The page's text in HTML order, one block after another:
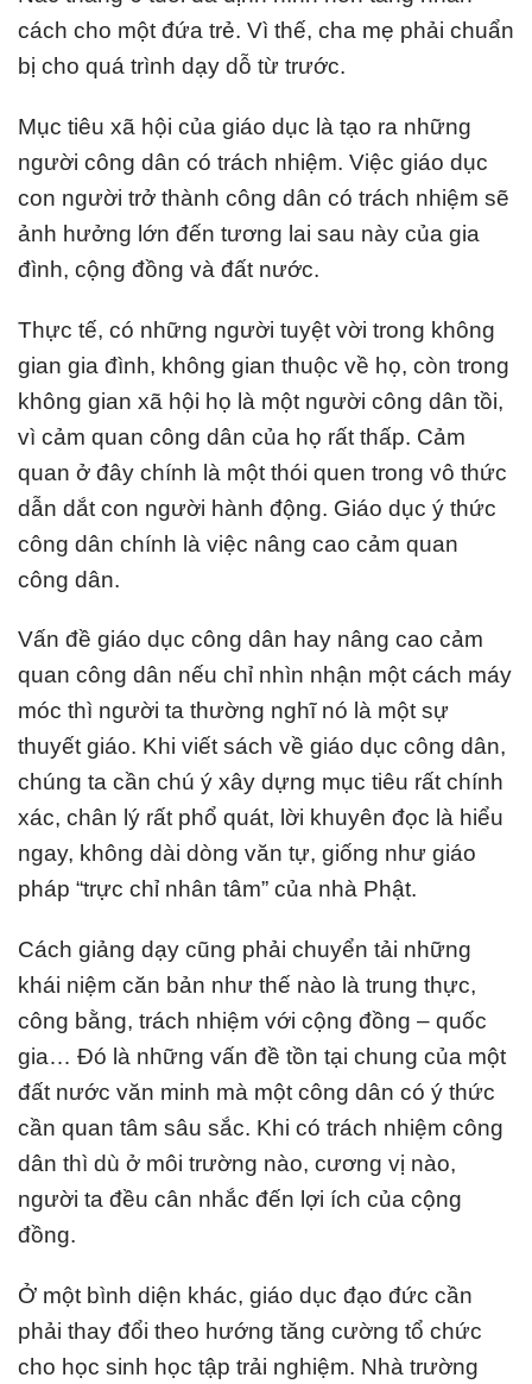
cách cho một đứa trẻ. Vì thế, cha mẹ phải chuẩn
bị cho quá trình dạy dỗ từ trước.
Mục tiêu xã hội của giáo dục là tạo ra những
người công dân có trách nhiệm. Việc giáo dục
con người trở thành công dân có trách nhiệm sẽ
ảnh hưởng lớn đến tương lai sau này của gia
đình, cộng đồng và đất nước.
Thực tế, có những người tuyệt vời trong không
gian gia đình, không gian thuộc về họ, còn trong
không gian xã hội họ là một người công dân tồi,
vì cảm quan công dân của họ rất thấp. Cảm
quan ở đây chính là một thói quen trong vô thức
dẫn dắt con người hành động. Giáo dục ý thức
công dân chính là việc nâng cao cảm quan
công dân.
Vấn đề giáo dục công dân hay nâng cao cảm
quan công dân nếu chỉ nhìn nhận một cách máy
móc thì người ta thường nghĩ nó là một sự
thuyết giáo. Khi viết sách về giáo dục công dân,
chúng ta cần chú ý xây dựng mục tiêu rất chính
xác, chân lý rất phổ quát, lời khuyên đọc là hiểu
ngay, không dài dòng văn tự, giống như giáo
pháp “trực chỉ nhân tâm” của nhà Phật.
Cách giảng dạy cũng phải chuyển tải những
khái niệm căn bản như thế nào là trung thực,
công bằng, trách nhiệm với cộng đồng – quốc
gia… Đó là những vấn đề tồn tại chung của một
đất nước văn minh mà một công dân có ý thức
cần quan tâm sâu sắc. Khi có trách nhiệm công
dân thì dù ở môi trường nào, cương vị nào,
người ta đều cân nhắc đến lợi ích của cộng
đồng.
Ở một bình diện khác, giáo dục đạo đức cần
phải thay đổi theo hướng tăng cường tổ chức
cho học sinh học tập trải nghiệm. Nhà trường